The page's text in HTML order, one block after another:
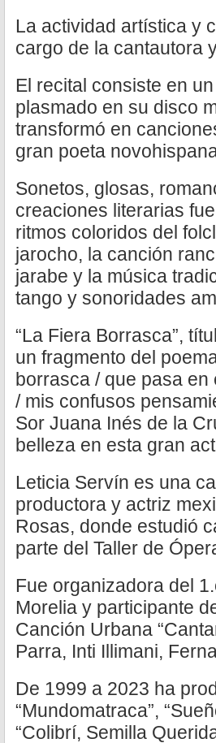
La actividad artística y
cargo de la cantautora
El recital consiste en
plasmado en su disco
transformó en
gran poeta
Sonetos, glosas,
creaciones literarias
ritmos coloridos del
jarocho, la canción
jarabe y la música
tango y sonoridades
“La Fiera Borrasca”,
un fragmento del
borrasca / que pasa
/ mis confusos
Sor Juana Inés de la
belleza en esta gran
Leticia Servín es una
productora y actriz
Rosas, donde estudió
parte del Taller de
Fue organizadora del
Morelia y participante
Canción Urbana
Parra, Inti Illimani,
De 1999 a 2023 ha
“Mundomatraca”,
“Colibrí, Semilla